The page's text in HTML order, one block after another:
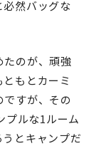
然バッグな
たのが、頑強
もとカーミ
すが、その
ルな1ルーム
とキャンプだ